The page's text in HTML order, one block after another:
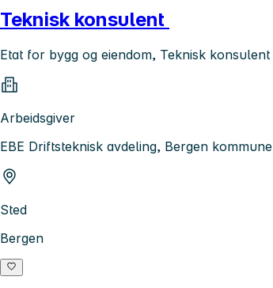
Teknisk konsulent
Etat for bygg og eiendom, Teknisk konsulent
Arbeidsgiver
EBE Driftsteknisk avdeling, Bergen kommune
Sted
Bergen